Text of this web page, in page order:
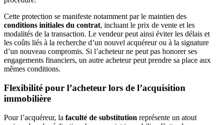
Cette protection se manifeste notamment par le maintien des
conditions initiales du contrat, incluant le prix de vente et les
modalités de la transaction. Le vendeur peut ainsi éviter les délais et
les coûts liés à la recherche d’un nouvel acquéreur ou à la signature
d’un nouveau compromis. Si l’acheteur ne peut pas honorer ses
engagements financiers, un autre acheteur peut prendre sa place aux
mêmes conditions.
Flexibilité pour l’acheteur lors de l’acquisition
immobilière
Pour l’acquéreur, la faculté de substitution représente un atout